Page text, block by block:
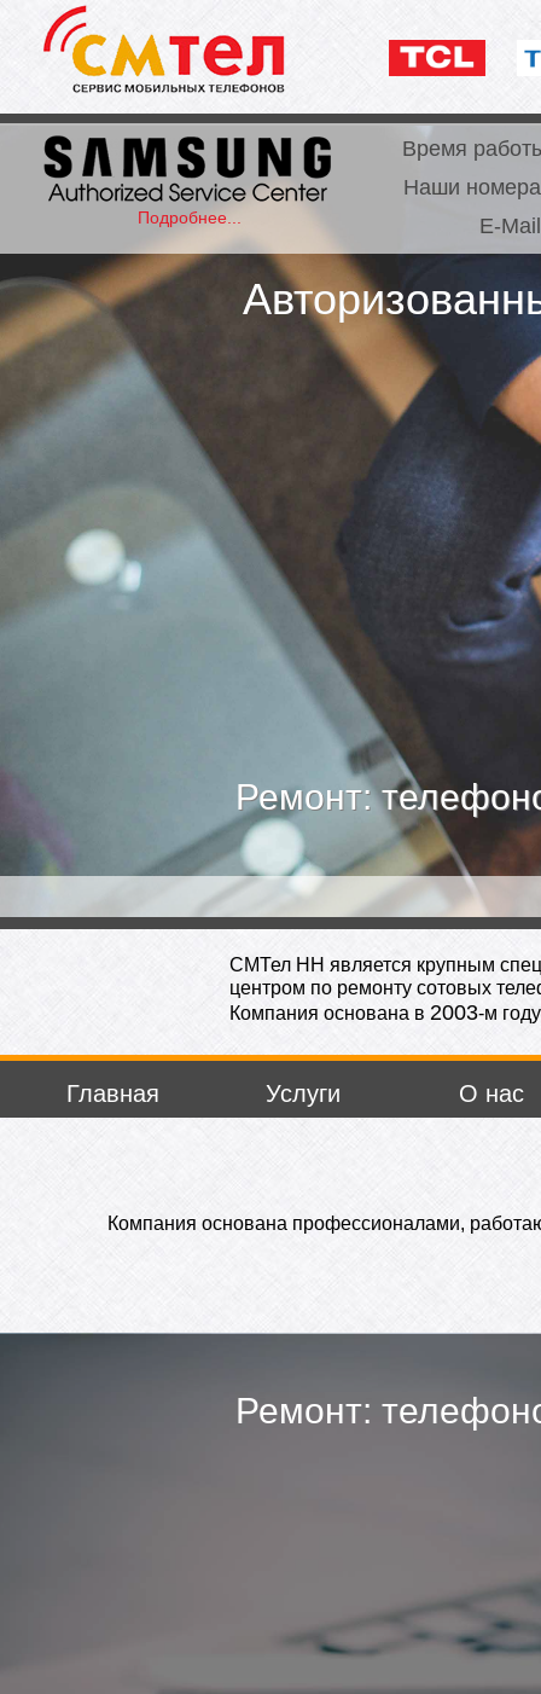
Ремонт:
Ремонт:
Подробнее...
Время
Наши
E-
СМТел НН является крупным
центром по ремонту сотовых
Компания основана в 2003-м году
Компания основана профессионалами,
Ремонт:
Главная Услуги О нас